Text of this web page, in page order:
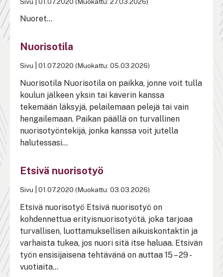
Nuoret...
Nuorisotila
Sivu 01.07.2020 (Muokattu: 05.03.2026)
Nuorisotila Nuorisotila on paikka, jonne voit tulla
koulun jälkeen yksin tai kaverin kanssa
tekemään läksyjä, pelailemaan pelejä tai vain
hengailemaan. Paikan päällä on turvallinen
nuorisotyöntekijä, jonka kanssa voit jutella
halutessasi...
Etsivä nuorisotyö
Sivu 01.07.2020 (Muokattu: 03.03.2026)
Etsivä nuorisotyö Etsivä nuorisotyö on
kohdennettua erityisnuorisotyötä, joka tarjoaa
turvallisen, luottamuksellisen aikuiskontaktin ja
varhaista tukea, jos nuori sitä itse haluaa. Etsivän
työn ensisijaisena tehtävänä on auttaa 15 – 29 -
vuotiaita...